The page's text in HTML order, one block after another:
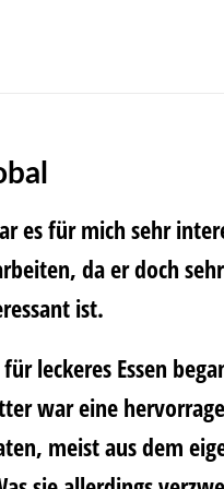
es für mich sehr
da er doch
ist.
für leckeres Essen
war eine
meist aus dem